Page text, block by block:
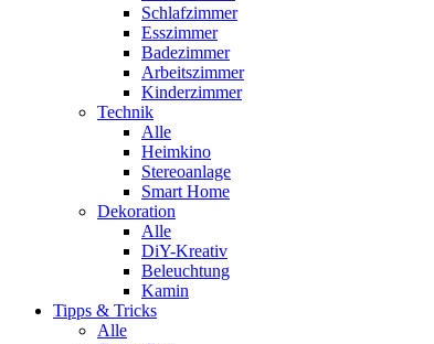
Schlafzimmer
Esszimmer
Badezimmer
Arbeitszimmer
Kinderzimmer
Technik
Alle
Heimkino
Stereoanlage
Smart Home
Dekoration
Alle
DiY-Kreativ
Beleuchtung
Kamin
Tipps & Tricks
Alle